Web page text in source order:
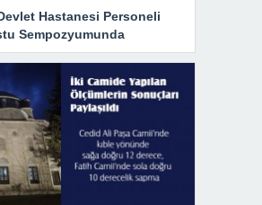
Hastanesi Personeli
Sempozyumunda